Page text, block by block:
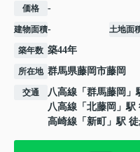
価格 -
建物面積- 土地面
築年数 築44年
所在地 群馬県藤岡市藤岡
交通 八高線 「 群馬藤岡
八高線 「 北藤岡 」駅
高崎線 「 新町 」駅